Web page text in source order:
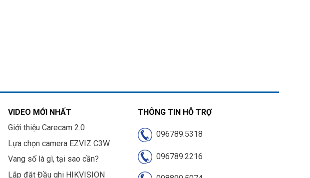
VIDEO MỚI NHẤT
Giới thiệu Carecam 2.0
Lựa chọn camera EZVIZ C3W
Vang số là gì, tại sao cần?
Lắp đặt Đầu ghi HIKVISION
THÔNG TIN HỖ TRỢ
096789.5318
096789.2216